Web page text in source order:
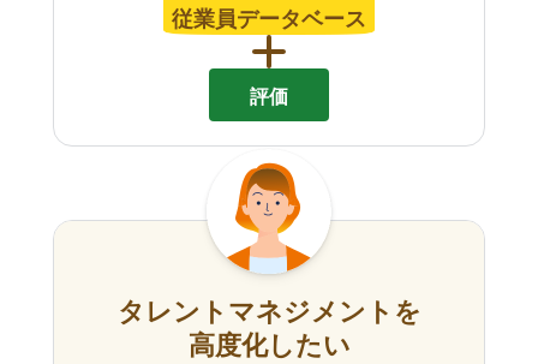
従業員データベース
評価
タレントマネジメントを
高度化したい